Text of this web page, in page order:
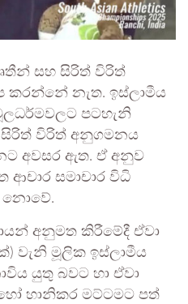
සහ සිරිත් විරිත්
කරන්නේ නැත. ඉස්ලාමීය
පටහැනි
විරිත් අනුගමනය
අවසර ඇත. ඒ අනුව
සමාචාර විධි
නොවේ.
අනුමත කිරීමේදී ඒවා
වැනි මූලික ඉස්ලාමීය
යුතු බවට හා ඒවා
හානිකර මට්ටමට පත්